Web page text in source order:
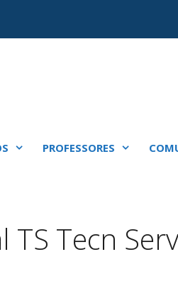
PROFESSORES
Tecn